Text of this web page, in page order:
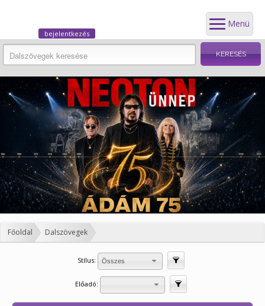
Menü
bejelentkezés
Főoldal Dalszövegek
Stílus: Összes
Előadó: